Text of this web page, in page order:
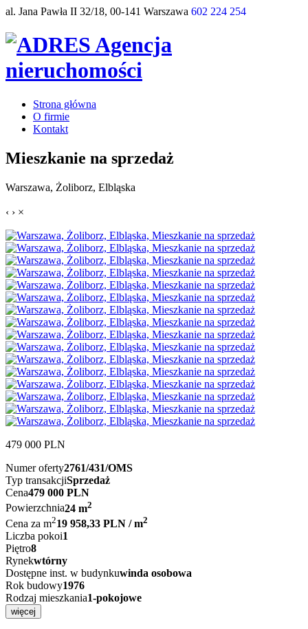
al. Jana Pawła II 32/18, 00-141 Warszawa 602 224 254
Strona główna
O firmie
Kontakt
Mieszkanie na sprzedaż
Warszawa, Żoliborz, Elbląska
‹ › ×
479 000 PLN
Numer oferty2761/431/OMS
Typ transakcjiSprzedaż
Cena479 000 PLN
Powierzchnia24 m2
Cena za m219 958,33 PLN / m2
Liczba pokoi1
Piętro8
Rynekwtórny
Dostępne inst. w budynkuwinda osobowa
Rok budowy1976
Rodzaj mieszkania1-pokojowe
więcej